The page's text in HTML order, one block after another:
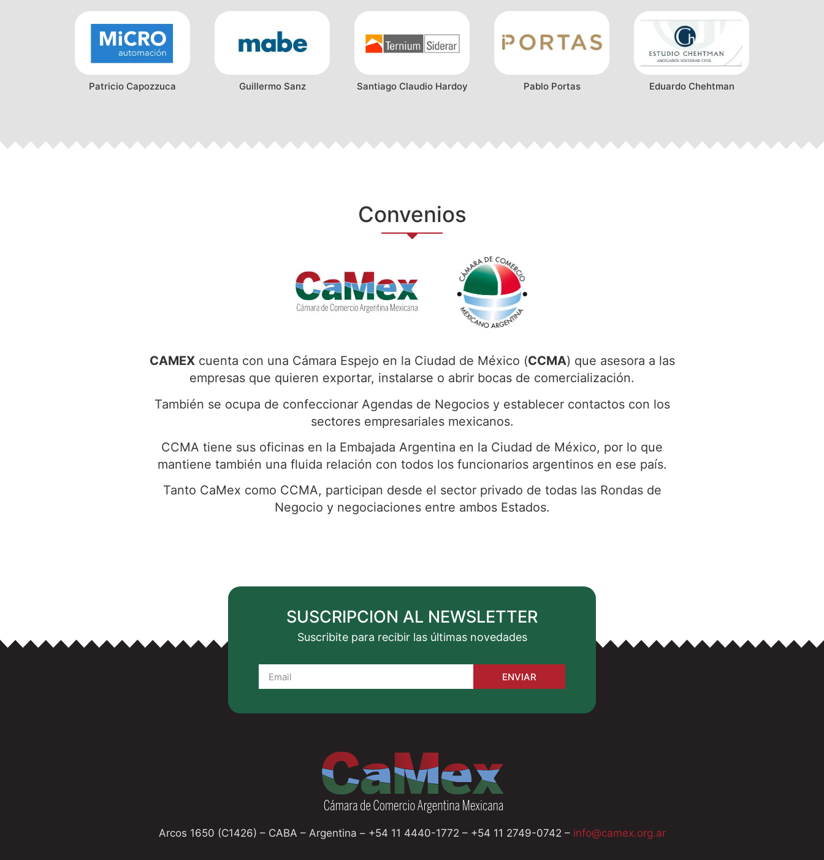
Patricio Capozzuca Guillermo Sanz Santiago Claudio Hardoy Pablo Portas Eduardo Chehtman
Convenios
CAMEXcuenta con una Cámara Espejo en la Ciudad de México (CCMA) que asesora a las
empresas que quieren exportar, instalarse o abrir bocas de comercialización.
También se ocupa de confeccionar Agendas de Negocios y establecer contactos con los
sectores empresariales mexicanos.
CCMA tiene sus oficinas en la Embajada Argentina en la Ciudad de México, por lo que
mantiene también una fluida relación con todos los funcionarios argentinos en ese país.
Tanto CaMex como CCMA, participan desde el sector privado de todas las Rondas de
Negocio y negociaciones entre ambos Estados.
SUSCRIPCION AL NEWSLETTER
Suscribite para recibir las últimas novedades
ENVIAR
Arcos 1650 (C1426) – CABA – Argentina – +54 11 4440-1772 – +54 11 2749-0742 – info@camex.org.ar